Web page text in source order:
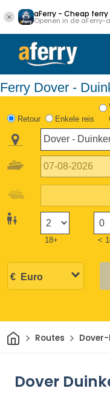
aFerry - Cheap
Openen in de aFerry-
Ferry Dover -
Retour Enkele reis
18+ <
ThuisRoutes
Dover